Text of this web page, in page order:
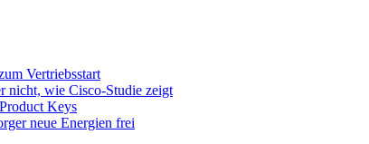
Vertriebsstart
nicht, wie Cisco-Studie zeigt
Keys
neue Energien frei